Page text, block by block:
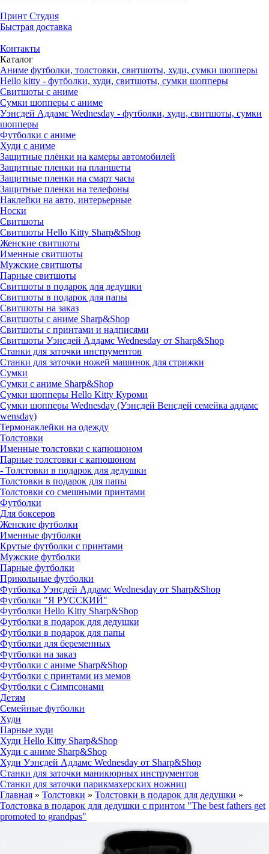
Принт Студия
Быстрая доставка
Контакты
Каталог
Аниме футболки, толстовки, свитшоты, худи, сумки шопперы
Hello kitty - футболки, худи, свитшоты, сумки шопперы
Свитшоты с аниме
Сумки шопперы с аниме
Уэнсдей Аддамс Wednesday - футболки, худи, свитшоты, сумки
шопперы
Футболки с аниме
Худи с аниме
Защитные плёнки на камеры автомобилей
Защитные пленки на планшеты
Защитные пленки на смарт часы
Защитные пленки на телефоны
Наклейки на авто, интерьерные
Носки
Свитшоты
Cвитшоты Hello Kitty Sharp&Shop
Женские свитшоты
Именные свитшоты
Мужские свитшоты
Парные свитшоты
Свитшоты в подарок для дедушки
Свитшоты в подарок для папы
Свитшоты на заказ
Свитшоты с аниме Sharp&Shop
Свитшоты с принтами и надписями
Свитшоты Уэнсдей Аддамс Wednesday от Sharp&Shop
Станки для заточки инструментов
Станки для заточки ножей машинок для стрижки
Сумки
Сумки с аниме Sharp&Shop
Сумки шопперы Hello Kitty Куроми
Сумки шопперы Wednesday (Уэнсдей Венсдей семейка аддамс
wensday)
Термонаклейки на одежду
Толстовки
Именные толстовки с капюшоном
Парные толстовки с капюшоном
- Толстовки в подарок для дедушки
Толстовки в подарок для папы
Толстовки со смешными принтами
Футболки
Для боксеров
Женские футболки
Именные футболки
Крутые футболки с принтами
Мужские футболки
Парные футболки
Прикольные футболки
Футболка Уэнсдей Аддамс Wednesday от Sharp&Shop
Футболки "Я РУССКИЙ"
Футболки Hello Kitty Sharp&Shop
Футболки в подарок для дедушки
Футболки в подарок для папы
Футболки для беременных
Футболки на заказ
Футболки с аниме Sharp&Shop
Футболки с принтами из мемов
Футболки с Симпсонами
Детям
Семейные футболки
Худи
Парные худи
Худи Hello Kitty Sharp&Shop
Худи с аниме Sharp&Shop
Худи Уэнсдей Аддамс Wednesday от Sharp&Shop
Станки для заточки маникюрных инструментов
Станки для заточки парикмахерских ножниц
Главная » Толстовки » Толстовки в подарок для дедушки »
Толстовка в подарок для дедушки с принтом "The best fathers get
promoted to grandpas"